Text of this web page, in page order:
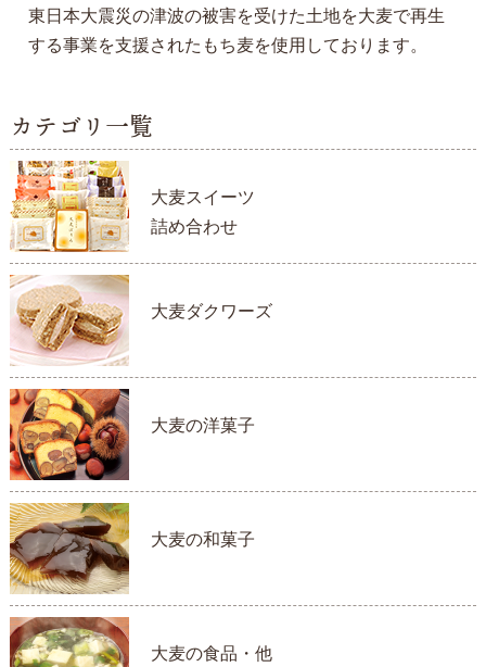
東日本大震災の津波の被害を受けた土地を大麦で再生
する事業を支援されたもち麦を使用しております。
カテゴリ一覧
大麦スイーツ
詰め合わせ
大麦ダクワーズ
大麦の洋菓子
大麦の和菓子
大麦の食品・他